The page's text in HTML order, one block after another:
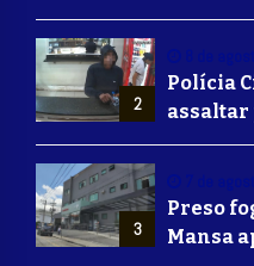
Mansa
2
Polícia
assaltar
Mansa
3
Preso
Mansa